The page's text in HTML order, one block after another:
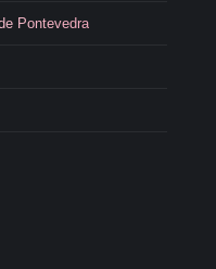
Pontevedra